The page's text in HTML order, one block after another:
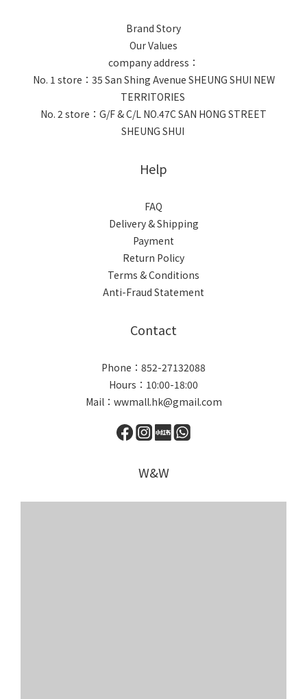
Brand Story
Our Values
company address：
No. 1 store：35 San Shing Avenue SHEUNG SHUI NEW
TERRITORIES
No. 2 store：G/F & C/L NO.47C SAN HONG STREET
SHEUNG SHUI
Help
FAQ
Delivery & Shipping
Payment
Return Policy
Terms & Conditions
Anti-Fraud Statement
Contact
Phone：852-27132088
Hours：10:00-18:00
Mail：wwmall.hk@gmail.com
W&W